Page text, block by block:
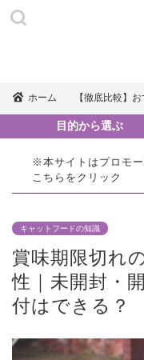
ホーム 【徹底比較】
目的から選ぶ
※本サイトはプロモ
こちら をクリック
キャットフードの知識
賞味期限切れ
性｜未開封・
付はできる？